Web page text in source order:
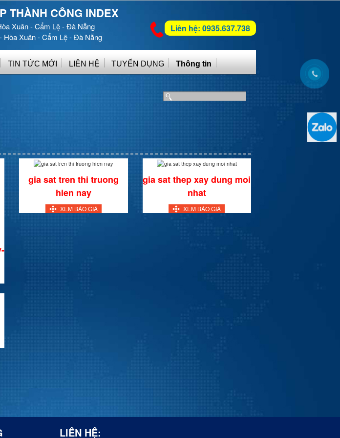
THÀNH CÔNG INDEX
Xuân - Cẩm Lệ - Đà Nẵng
Hòa Xuân - Cẩm Lệ - Đà Nẵng
Liên hệ: 0935.637.738
TIN TỨC MỚI LIÊN HỆ TUYỂN DỤNG Thông tin
gia sat tren thi truong
hien nay
XEM BÁO GIÁ
gia sat thep xay dung moi
nhat
XEM BÁO GIÁ
LIÊN HỆ: